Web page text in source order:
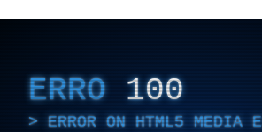
ERRO 100
ERROR ON HTML5 MEDIA